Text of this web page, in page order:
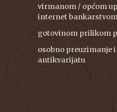
virmanom / općom
internet
gotovinom prilikom
osobno preuzimanje i
antikvarijatu